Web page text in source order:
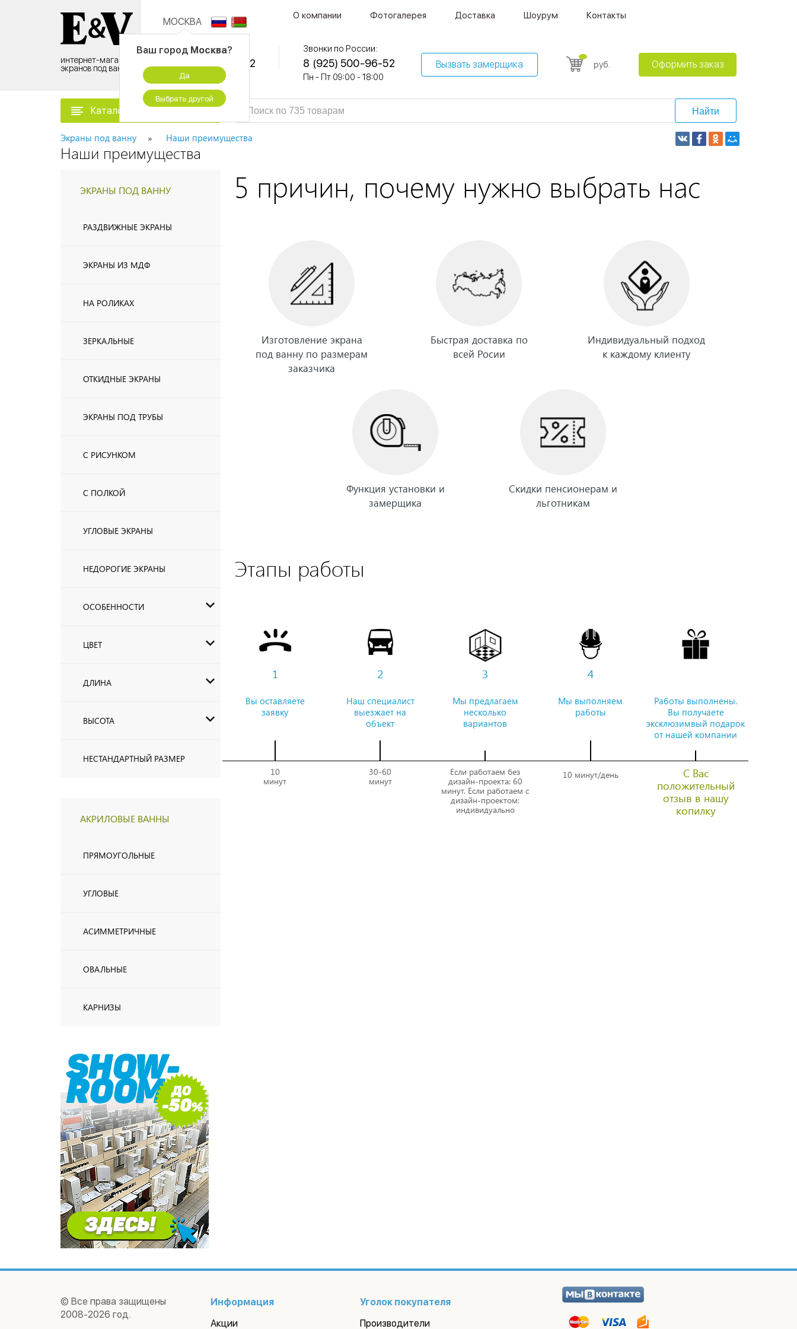
интернет-магазин
экранов под ванну
МОСКВА
Ваш город Москва?
Да
Выбрать другой
О компании Фотогалерея Доставка Шоурум Контакты
Контактный центр:
8 (495) 500-96-52
временно не работаем
Звонки по России:
8 (925) 500-96-52
Пн - Пт 09:00 - 18:00
Вызвать замерщика руб. Оформить заказ
Каталог товаров Найти
Экраны под ванну Наши преимущества
Наши преимущества
ЭКРАНЫ ПОД ВАННУ
РАЗДВИЖНЫЕ ЭКРАНЫ
ЭКРАНЫ ИЗ МДФ
НА РОЛИКАХ
ЗЕРКАЛЬНЫЕ
ОТКИДНЫЕ ЭКРАНЫ
ЭКРАНЫ ПОД ТРУБЫ
С РИСУНКОМ
С ПОЛКОЙ
УГЛОВЫЕ ЭКРАНЫ
НЕДОРОГИЕ ЭКРАНЫ
ОСОБЕННОСТИ
ЦВЕТ
ДЛИНА
ВЫСОТА
НЕСТАНДАРТНЫЙ РАЗМЕР
АКРИЛОВЫЕ ВАННЫ
ПРЯМОУГОЛЬНЫЕ
УГЛОВЫЕ
АСИММЕТРИЧНЫЕ
ОВАЛЬНЫЕ
КАРНИЗЫ
5 причин, почему нужно выбрать нас
Изготовление экрана
под ванну по размерам
заказчика
Быстрая доставка по
всей Росии
Индивидуальный подход
к каждому клиенту
Функция установки и
замерщика
Скидки пенсионерам и
льготникам
Этапы работы
1
Вы оставляете
заявку
10
минут
2
Наш специалист
выезжает на
объект
30-60
минут
3
Мы предлагаем
несколько
вариантов
Если работаем без
дизайн-проекта: 60
минут. Если работаем с
дизайн-проектом:
индивидуально
4
Мы выполняем
работы
10 минут/день
Работы выполнены.
Вы получаете
эксклюзимвый подарок
от нашей компании
С Вас
положительный
отзыв в нашу
копилку
© Все права защищены
2008-2026 год.
Информация
Акции
Уголок покупателя
Производители